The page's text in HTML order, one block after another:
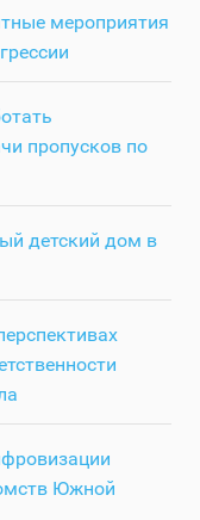
мероприятия
пропусков по
детский дом в
Южной